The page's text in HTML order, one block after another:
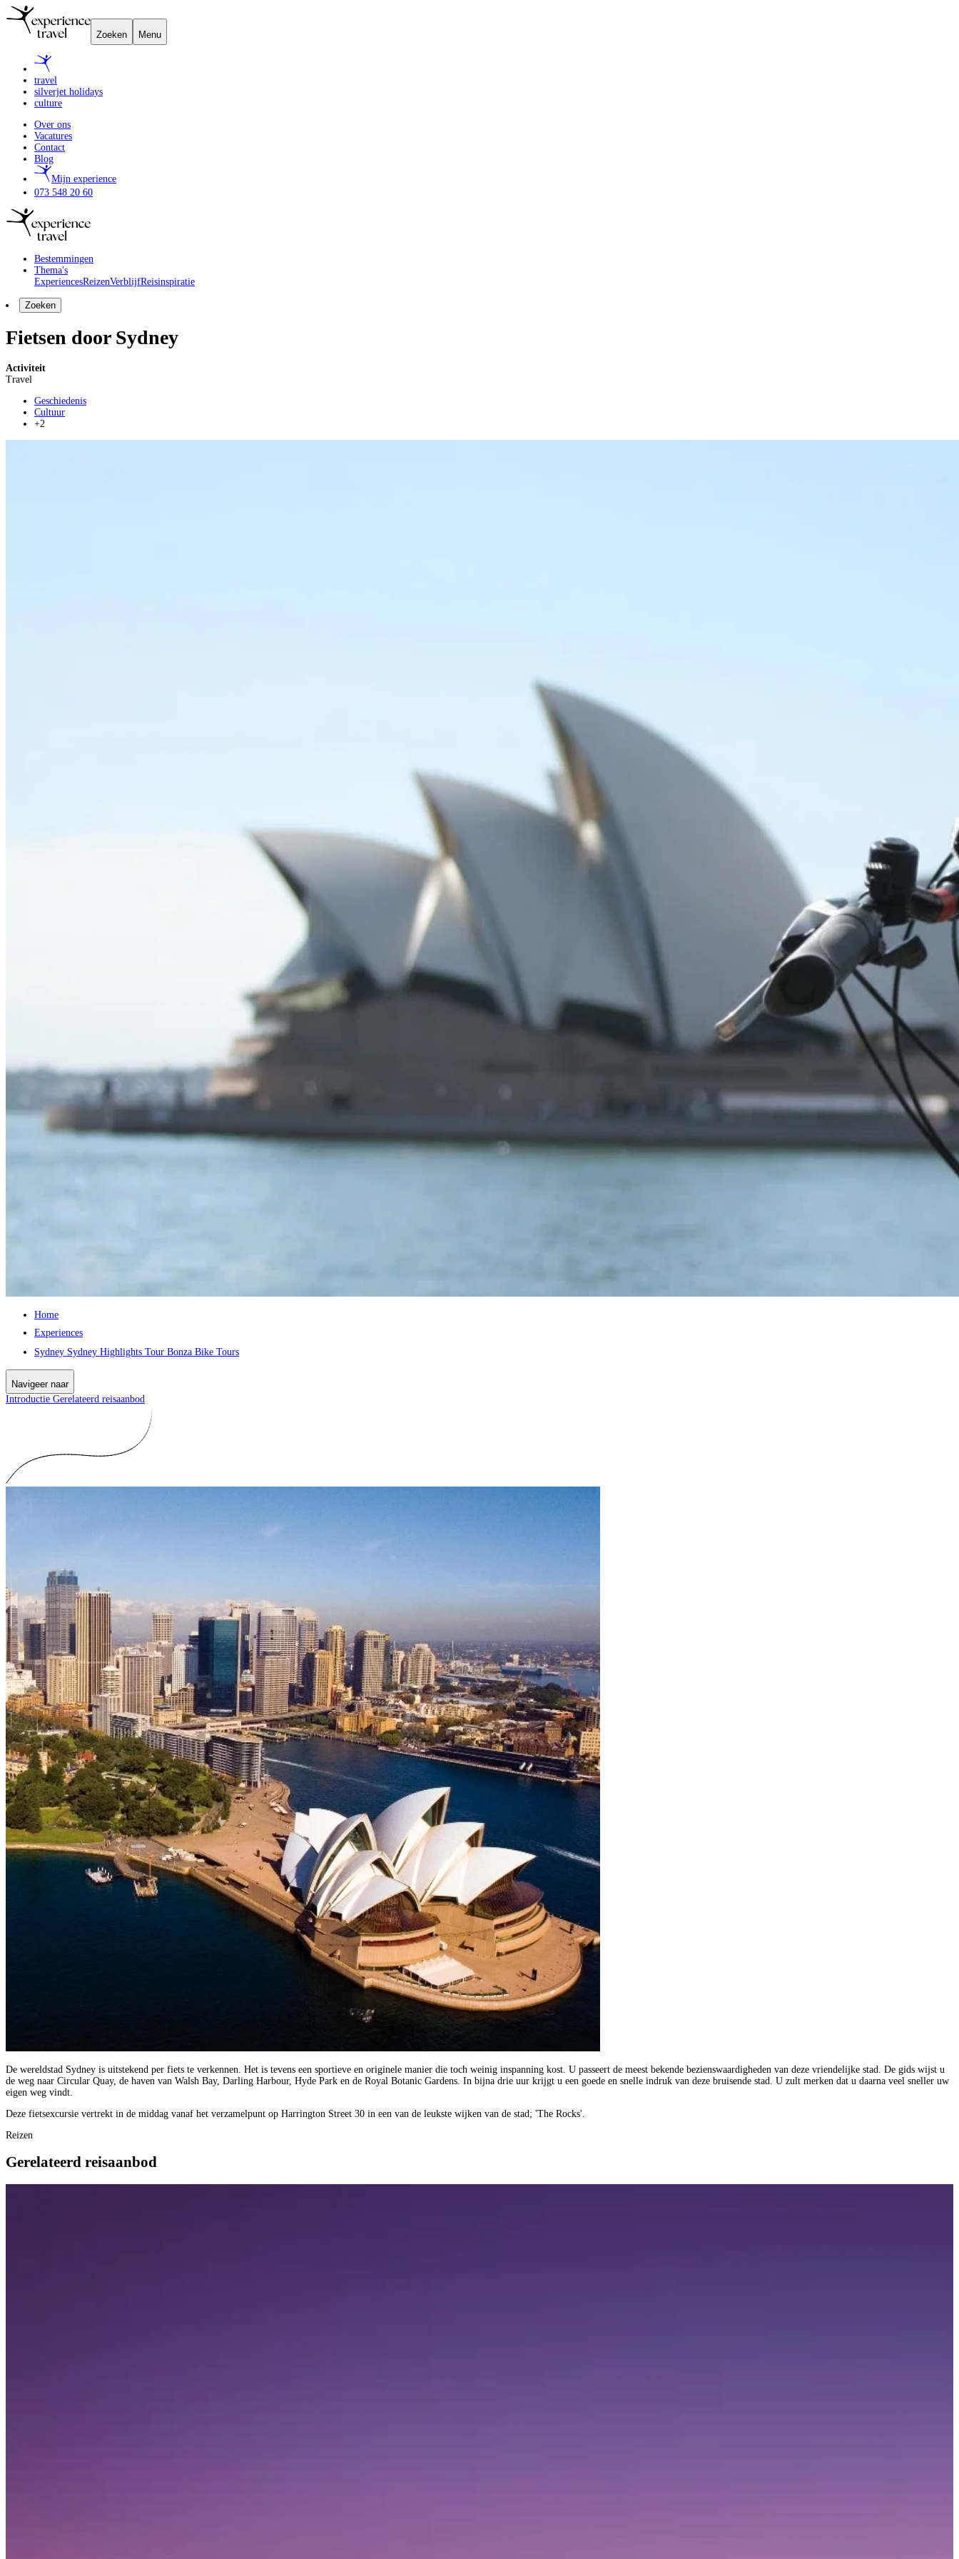
Zoeken Menu
travel
silverjet holidays
culture
Over ons
Vacatures
Contact
Blog
Mijn experience
073 548 20 60
Bestemmingen
Thema's
ExperiencesReizenVerblijfReisinspiratie
Zoeken
Fietsen door Sydney
Activiteit
Travel
Geschiedenis
Cultuur
+2
Home
Experiences
Sydney Sydney Highlights Tour Bonza Bike Tours
Navigeer naar
Introductie Gerelateerd reisaanbod
De wereldstad Sydney is uitstekend per fiets te verkennen. Het is tevens een sportieve en originele manier die toch weinig inspanning kost. U passeert de meest bekende bezienswaardigheden van deze vriendelijke stad. De gids wijst u
de weg naar Circular Quay, de haven van Walsh Bay, Darling Harbour, Hyde Park en de Royal Botanic Gardens. In bijna drie uur krijgt u een goede en snelle indruk van deze bruisende stad. U zult merken dat u daarna veel sneller uw
eigen weg vindt.
Deze fietsexcursie vertrekt in de middag vanaf het verzamelpunt op Harrington Street 30 in een van de leukste wijken van de stad; 'The Rocks'.
Reizen
Gerelateerd reisaanbod